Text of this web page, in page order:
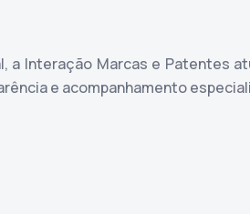
a Interação Marcas e Patentes
e acompanhamento